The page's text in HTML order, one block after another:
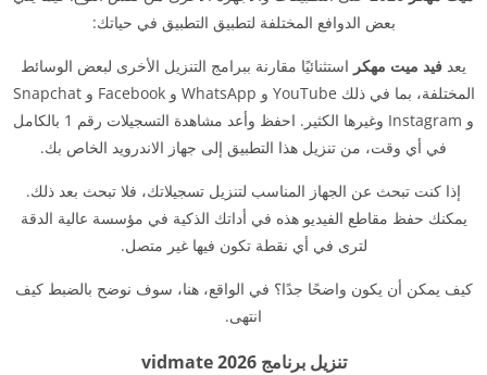
بعض الدوافع المختلفة لتطبيق التطبيق في حياتك:
يعد فيد ميت مهكر استثنائيًا مقارنة ببرامج التنزيل الأخرى لبعض الوسائط
المختلفة، بما في ذلك YouTube و WhatsApp و Facebook و Snapchat
و Instagram وغيرها الكثير. احفظ وأعد مشاهدة التسجيلات رقم 1 بالكامل
في أي وقت، من تنزيل هذا التطبيق إلى جهاز الاندرويد الخاص بك.
إذا كنت تبحث عن الجهاز المناسب لتنزيل تسجيلاتك، فلا تبحث بعد ذلك.
يمكنك حفظ مقاطع الفيديو هذه في أداتك الذكية في مؤسسة عالية الدقة
لترى في أي نقطة تكون فيها غير متصل.
كيف يمكن أن يكون واضحًا جدًا؟ في الواقع، هنا، سوف نوضح بالضبط كيف
انتهى.
تنزيل برنامج vidmate 2026